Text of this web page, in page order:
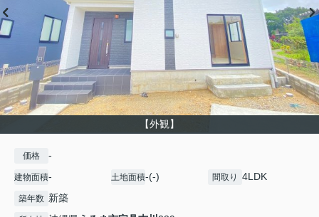
【外観】
価格 -
建物面積- 土地面積-(-) 間取り 4LDK
築年数 新築